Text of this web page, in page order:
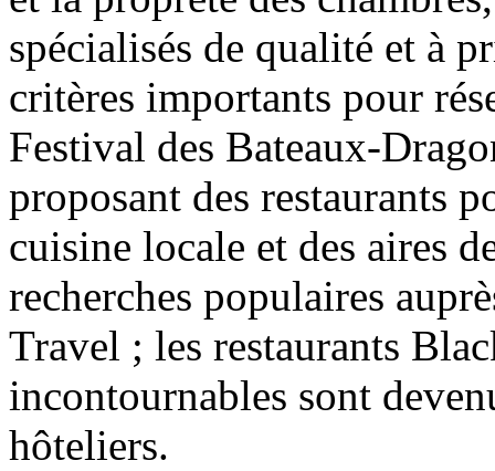
spécialisés de qualité et à
critères importants pour
Festival des Bateaux-
proposant des restaurants
cuisine locale et des aires
recherches populaires
Travel ; les restaurants
incontournables sont
hôteliers.